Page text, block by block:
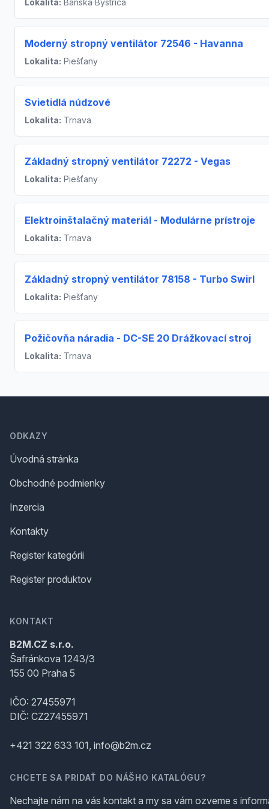
Lokalita: Banská Bystrica
Moderný stropný ventilátor 72546 - Havanna
Lokalita: Piešťany
Svietidlá núdzové
Lokalita: Trnava
Základný stropný ventilátor 72272 - Vegas
Lokalita: Piešťany
Elektroinštalačný materiál - Modulárne prístroje
Lokalita: Trnava
Základný stropný ventilátor 78158 - Turbo Swirl
Lokalita: Piešťany
Požičovňa náradia - DC-SE 20 Drážkovací stroj
Lokalita: Trnava
ODKAZY
Úvodná stránka
Obchodné podmienky
Inzercia
Kontakty
Register kategórii
Register produktov
KONTAKT
B2M.CZ s.r.o.
Šafránkova 1243/3
155 00 Praha 5
IČO: 27455971
DIČ: CZ27455971
+421 322 633 101, info@b2m.cz
CHCETE SA PRIDAŤ DO NÁŠHO KATALÓGU?
Nechajte nám na vás kontakt a my sa vám ozveme s